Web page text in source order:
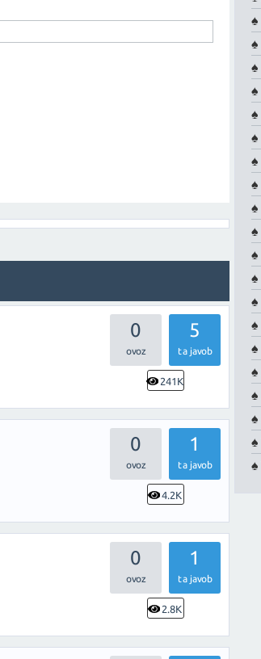
0 5
ta javob
241K
0 1
ta javob
4.2K
0 1
ta javob
2.8K